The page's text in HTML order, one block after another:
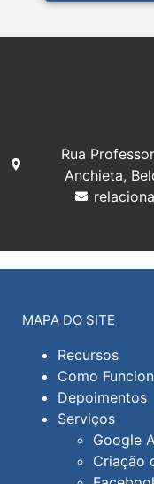
Rua
Anchieta,
MAPA DO SITE
Recursos
Como
Depoimentos
Serviços
Google
Criação